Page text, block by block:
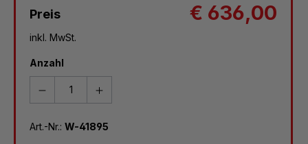
Preis € 636,00
inkl. MwSt.
Anzahl
Art.-Nr.: W-41895